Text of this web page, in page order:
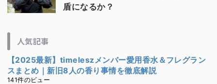
盾になるか？
人気記事
【2025最新】timeleszメンバー愛用香水＆フレグラン
スまとめ｜新旧8人の香り事情を徹底解説
141件のビュー